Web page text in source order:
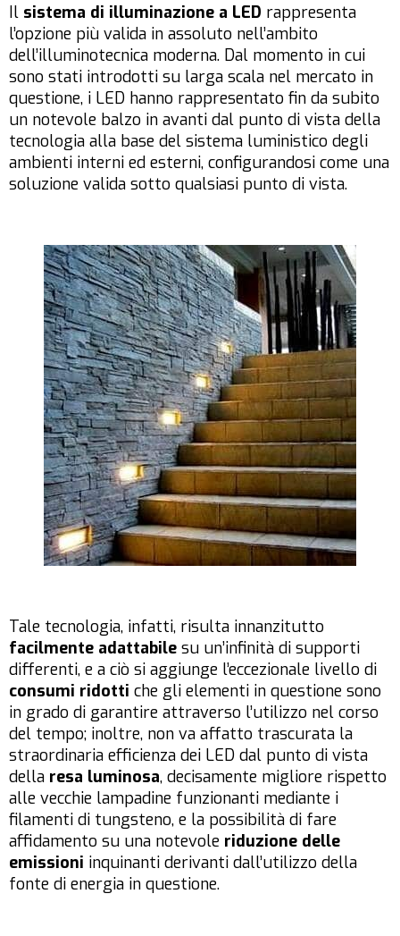
Il sistema di illuminazione a LED rappresenta
l’opzione più valida in assoluto nell’ambito
dell’illuminotecnica moderna. Dal momento in cui
sono stati introdotti su larga scala nel mercato in
questione, i LED hanno rappresentato fin da subito
un notevole balzo in avanti dal punto di vista della
tecnologia alla base del sistema luministico degli
ambienti interni ed esterni, configurandosi come una
soluzione valida sotto qualsiasi punto di vista.
Tale tecnologia, infatti, risulta innanzitutto
facilmente adattabile su un’infinità di supporti
differenti, e a ciò si aggiunge l’eccezionale livello di
consumi ridotti che gli elementi in questione sono
in grado di garantire attraverso l’utilizzo nel corso
del tempo; inoltre, non va affatto trascurata la
straordinaria efficienza dei LED dal punto di vista
della resa luminosa, decisamente migliore rispetto
alle vecchie lampadine funzionanti mediante i
filamenti di tungsteno, e la possibilità di fare
affidamento su una notevole riduzione delle
emissioni inquinanti derivanti dall’utilizzo della
fonte di energia in questione.